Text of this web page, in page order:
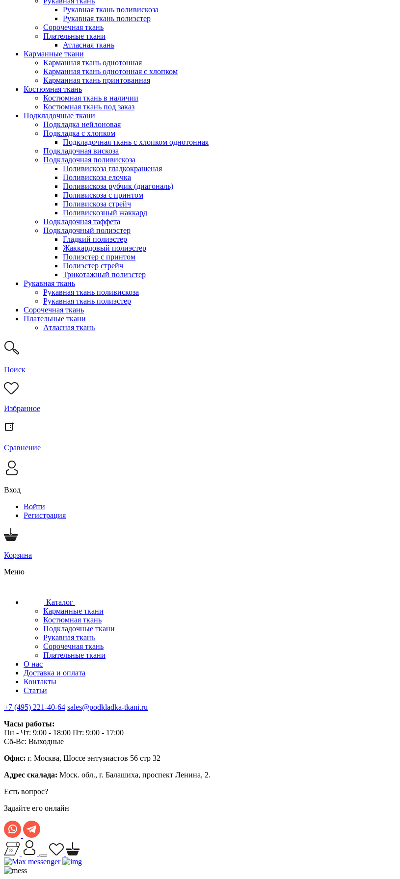
Рукавная ткань поливискоза
Рукавная ткань полиэстер
Сорочечная ткань
Плательные ткани
Атласная ткань
Карманные ткани
Карманная ткань однотонная
Карманная ткань однотонная с хлопком
Карманная ткань принтованная
Костюмная ткань
Костюмная ткань в наличии
Костюмная ткань под заказ
Подкладочные ткани
Подкладка нейлоновая
Подкладка с хлопком
Подкладочная ткань с хлопком однотонная
Подкладочная вискоза
Подкладочная поливискоза
Поливискоза гладкокрашеная
Поливискоза елочка
Поливискоза рубчик (диагональ)
Поливискоза с принтом
Поливискоза стрейч
Поливискозный жаккард
Подкладочная таффета
Подкладочный полиэстер
Гладкий полиэстер
Жаккардовый полиэстер
Полиэстер с принтом
Полиэстер стрейч
Трикотажный полиэстер
Рукавная ткань
Рукавная ткань поливискоза
Рукавная ткань полиэстер
Сорочечная ткань
Плательные ткани
Атласная ткань
Поиск
Избранное
Сравнение
Вход
Войти
Регистрация
Корзина
Меню
Каталог
Карманные ткани
Костюмная ткань
Подкладочные ткани
Рукавная ткань
Сорочечная ткань
Плательные ткани
О нас
Доставка и оплата
Контакты
Статьи
+7 (495) 221-40-64 sales@podkladka-tkani.ru
Часы работы:
Пн - Чт: 9:00 - 18:00 Пт: 9:00 - 17:00
Сб-Вс: Выходные
Офис: г. Москва, Шоссе энтузиастов 56 стр 32
Адрес скалада: Моск. обл., г. Балашиха, проспект Ленина, 2.
Есть вопрос?
Задайте его онлайн